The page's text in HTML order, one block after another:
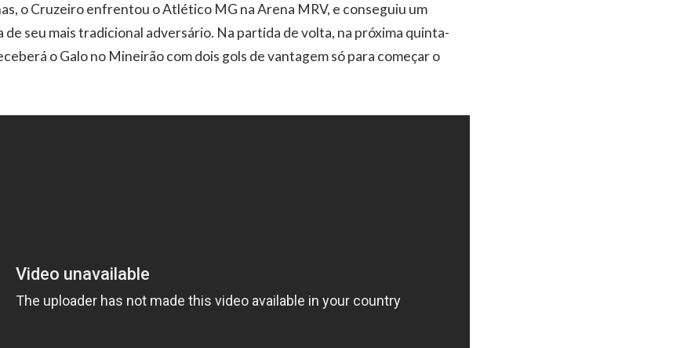
o Cruzeiro enfrentou o Atlético MG na Arena MRV, e conseguiu um
seu mais tradicional adversário. Na partida de volta, na próxima quinta-
o Galo no Mineirão com dois gols de vantagem só para começar o